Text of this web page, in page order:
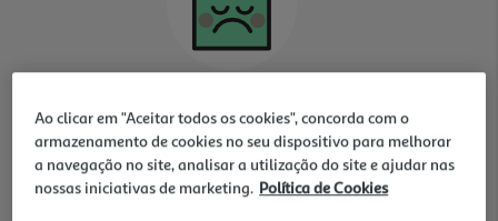
para a loja selecionada
Ao clicar em "Aceitar todos os cookies", concorda com o
armazenamento de cookies no seu dispositivo para melhorar
a navegação no site, analisar a utilização do site e ajudar nas
nossas iniciativas de marketing. Política de Cookies